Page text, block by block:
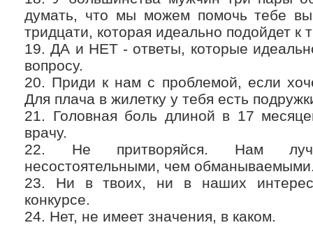
думать, что мы можем помочь тебе
тридцати, которая идеально подойдет к
19. ДА и НЕТ - ответы, которые
вопросу.
20. Приди к нам с проблемой, если
Для плача в жилетку у тебя есть
21. Головная боль длиной в 17
врачу.
22. Не притворяйся. Нам
несостоятельными, чем
23. Ни в твоих, ни в наших
конкурсе.
24. Нет, не имеет значения, в каком.